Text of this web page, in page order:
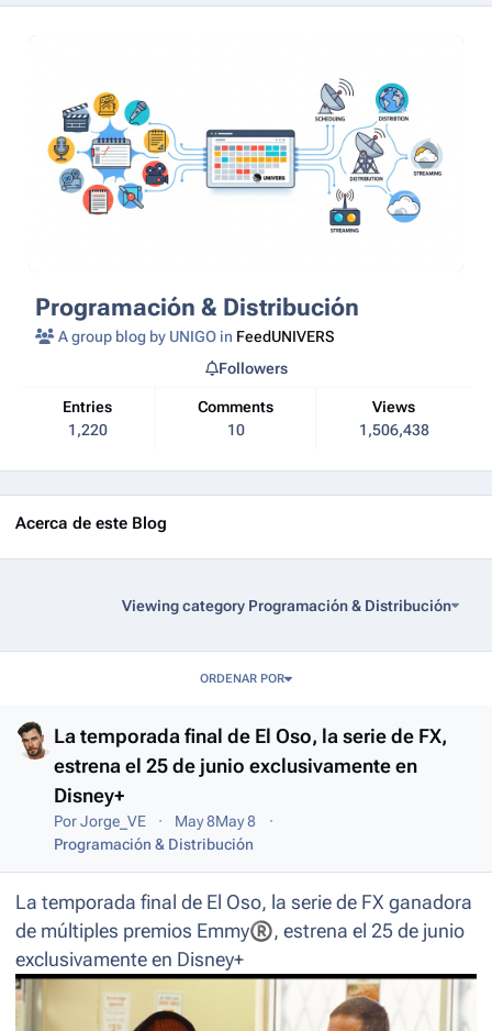
Programación & Distribución
A group blog by UNIGO in FeedUNIVERS
Entries
1,220
Comments
10
Views
1,506,438
Followers
Acerca de este Blog
Viewing category Programación & Distribución
ORDENAR POR
La temporada final de El Oso, la serie de FX,
estrena el 25 de junio exclusivamente en
Disney+
PorJorge_VE May 8May 8
Programación & Distribución
La temporada final de El Oso, la serie de FX ganadora
de múltiples premios Emmy®, estrena el 25 de junio
exclusivamente en Disney+